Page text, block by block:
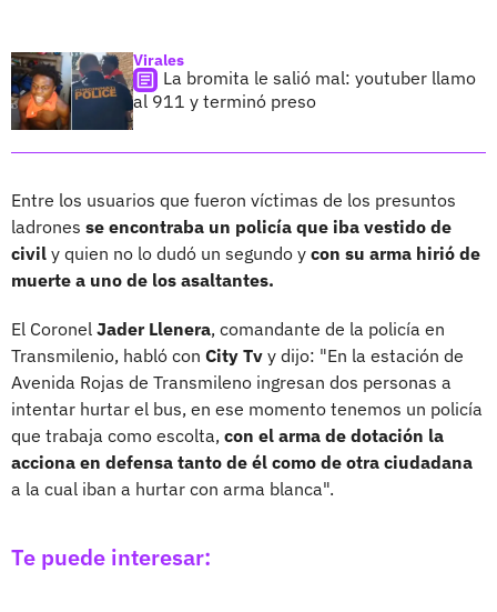
Virales
La bromita le salió mal: youtuber llamo
al 911 y terminó preso
Entre los usuarios que fueron víctimas de los presuntos
ladrones se encontraba un policía que iba vestido de
civil y quien no lo dudó un segundo y con su arma hirió de
muerte a uno de los asaltantes.
El Coronel Jader Llenera, comandante de la policía en
Transmilenio, habló con City Tv y dijo: "En la estación de
Avenida Rojas de Transmileno ingresan dos personas a
intentar hurtar el bus, en ese momento tenemos un policía
que trabaja como escolta, con el arma de dotación la
acciona en defensa tanto de él como de otra ciudadana
a la cual iban a hurtar con arma blanca".
Te puede interesar: